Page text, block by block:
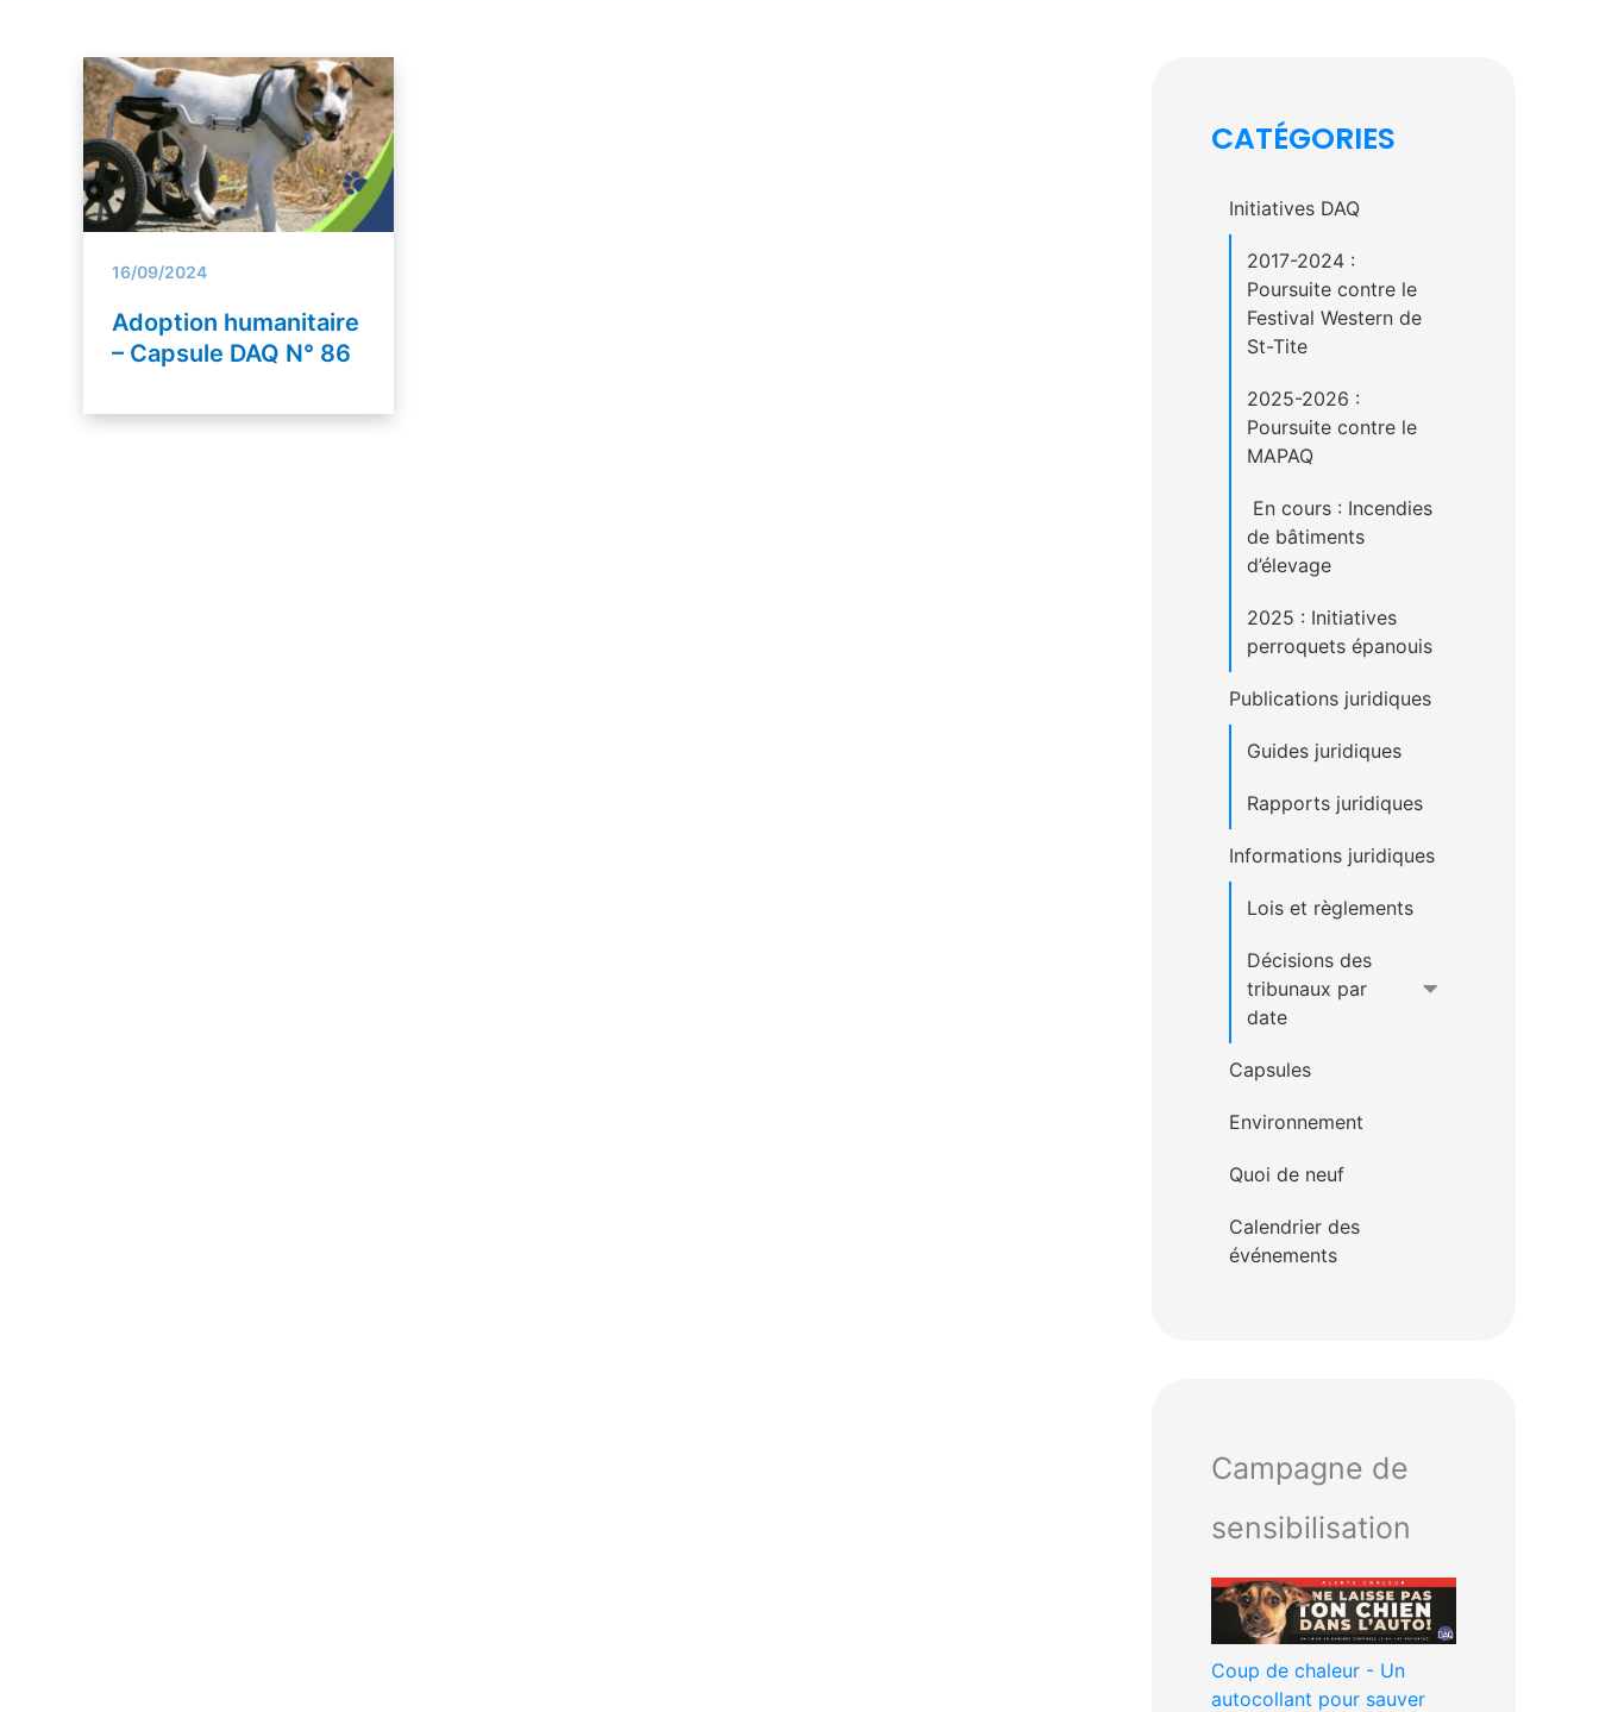
16/09/2024
Adoption humanitaire
– Capsule DAQ N° 86
CATÉGORIES
Initiatives DAQ
2017-2024 :
Poursuite contre le
Festival Western de
St-Tite
2025-2026 :
Poursuite contre le
MAPAQ
En cours : Incendies
de bâtiments
d’élevage
2025 : Initiatives
perroquets épanouis
Publications juridiques
Guides juridiques
Rapports juridiques
Informations juridiques
Lois et règlements
Décisions des
tribunaux par
date
Capsules
Environnement
Quoi de neuf
Calendrier des
événements
Campagne de
sensibilisation
Coup de chaleur - Un
autocollant pour sauver